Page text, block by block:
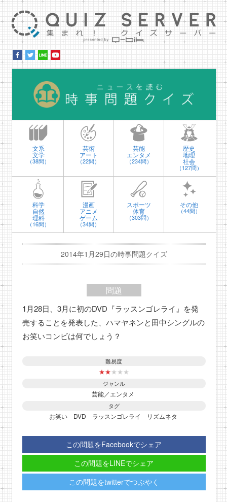
文系
文学
（38問）
芸術
アート
（22問）
芸能
エンタメ
（234問）
歴史
地理
社会
（127問）
科学
自然
理科
（16問）
漫画
アニメ
ゲーム
（34問）
スポーツ
体育
（303問）
その他
（44問）
2014年1月29日の時事問題クイズ
問題
1月28日、3月に初のDVD『ラッスンゴレライ』を発
売することを発表した、ハマヤネンと田中シングルの
お笑いコンビは何でしょう？
難易度
★★★ ★ ★
ジャンル
芸能／エンタメ
タグ
お笑い DVD ラッスンゴレライ リズムネタ
この問題をFacebookでシェア
この問題をLINEでシェア
この問題をtwitterでつぶやく